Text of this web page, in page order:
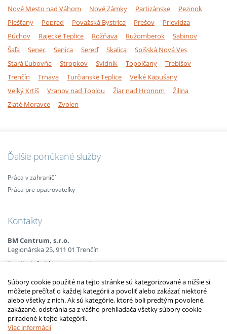
Nové Mesto nad Váhom
Nové Zámky Partizánske
Pezinok
Piešťany
Poprad Považská Bystrica Prešov
Prievidza
Púchov
Rajecké Teplice Rožňava Ružomberok
Sabinov
Šaľa
Senec Senica Sereď Skalica
Spišská Nová Ves
Stará Ľubovňa
Stropkov Svidník Topoľčany
Trebišov
Trenčín
Trnava Turčianske Teplice
Veľké Kapušany
Veľký Krtíš
Vranov nad Topľou Žiar nad Hronom
Žilina
Zlaté Moravce
Zvolen
Ďalšie ponúkané služby
Práca v zahraničí
Práca pre opatrovateľky
Kontakty
BM Centrum, s.r.o.
Legionárska 25, 911 01 Trenčín
Email: info@bmcentrum.sk
+421 (0)910 385 238
+421 (0)949 152 774
2010 – 2014 © Copyrightopatrovatelsky-kurz.sk
Upraviť nastavenia Cookies
Súbory cookie použité na tejto stránke sú kategorizované a nižšie si
môžete prečítať o každej kategórii a povoliť alebo zakázať niektoré
alebo všetky z nich. Ak sú kategórie, ktoré boli predtým povolené,
zakázané, odstránia sa z vášho prehliadača všetky súbory cookie
priradené k tejto kategórii.
Viac informácií